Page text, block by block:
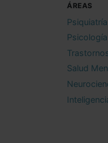
ÁREAS
Psiquiatría
Psicología
Salud